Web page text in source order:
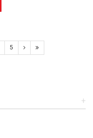
5
+